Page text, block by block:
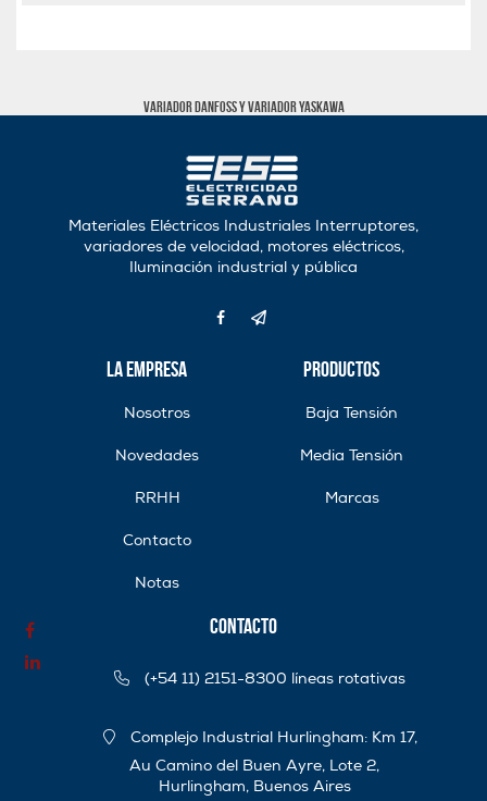
Variador Danfoss y Variador Yaskawa
Materiales Eléctricos Industriales Interruptores,
variadores de velocidad, motores eléctricos,
Iluminación industrial y pública
La Empresa
Nosotros
Novedades
RRHH
Contacto
Notas
Productos
Baja Tensión
Media Tensión
Marcas
Contacto
(+54 11) 2151-8300 líneas rotativas
Complejo Industrial Hurlingham: Km 17,
Au Camino del Buen Ayre, Lote 2,
Hurlingham, Buenos Aires